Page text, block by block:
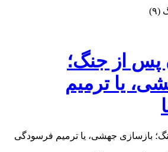
پس از جنگ؛
یا ترمیم